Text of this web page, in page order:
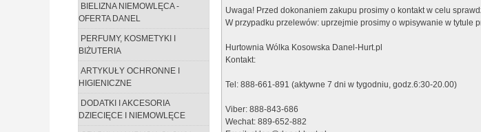
BIELIZNA NIEMOWLĘCA -
OFERTA DANEL
PERFUMY, KOSMETYKI I
BIŻUTERIA
ARTYKUŁY OCHRONNE I
HIGIENICZNE
DODATKI I AKCESORIA
DZIECIĘCE I NIEMOWLĘCE
Uwaga! Przed dokonaniem zakupu prosimy o kontakt w celu
W przypadku przelewów: uprzejmie prosimy o wpisywanie w tytule
Hurtownia Wólka Kosowska Danel-Hurt.pl
Kontakt:
Tel: 888-661-891 (aktywne 7 dni w tygodniu, godz.6:30-20.00)
Viber: 888-843-686
Wechat: 889-652-882